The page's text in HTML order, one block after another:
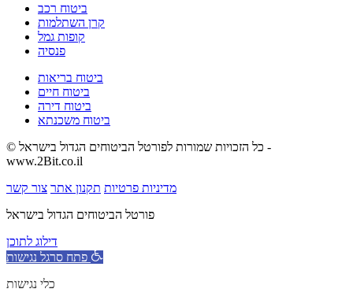
ביטוח רכב
קרן השתלמות
קופות גמל
פנסיה
ביטוח בריאות
ביטוח חיים
ביטוח דירה
ביטוח משכנתא
© כל הזכויות שמורות לפורטל הביטוחים הגדול בישראל -
www.2Bit.co.il
מדיניות פרטיות תקנון אתר צור קשר
פורטל הביטוחים הגדול בישראל
דילוג לתוכן
פתח סרגל נגישות
כלי נגישות